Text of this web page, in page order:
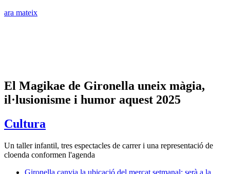
ara mateix
El Magikae de Gironella uneix màgia,
il·lusionisme i humor aquest 2025
Cultura
Un taller infantil, tres espectacles de carrer i una representació de
cloenda conformen l'agenda
Gironella canvia la ubicació del mercat setmanal: serà a la